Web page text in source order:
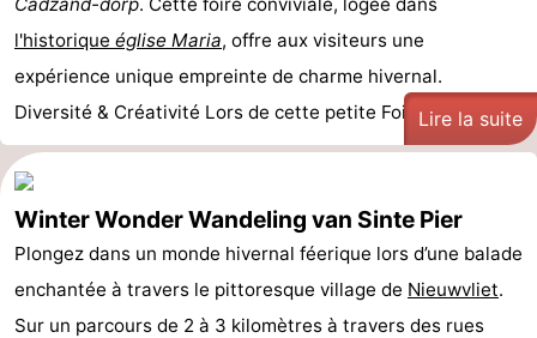
l'historique église Maria, offre aux visiteurs une
expérience unique empreinte de charme hivernal.
Diversité & Créativité Lors de cette petite Foire ...Lire la suite
Winter Wonder Wandeling van Sinte Pier
Plongez dans un monde hivernal féerique lors d’une balade
enchantée à travers le pittoresque village de Nieuwvliet.
Sur un parcours de 2 à 3 kilomètres à travers des rues